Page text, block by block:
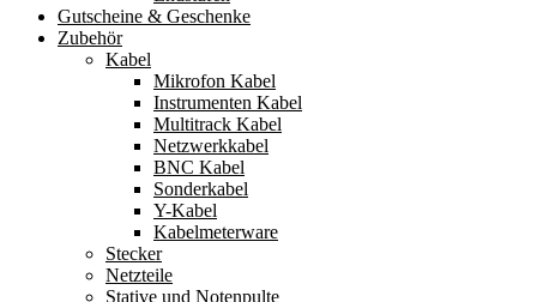
Gutscheine & Geschenke
Zubehör
Kabel
Mikrofon Kabel
Instrumenten Kabel
Multitrack Kabel
Netzwerkkabel
BNC Kabel
Sonderkabel
Y-Kabel
Kabelmeterware
Stecker
Netzteile
Stative und Notenpulte